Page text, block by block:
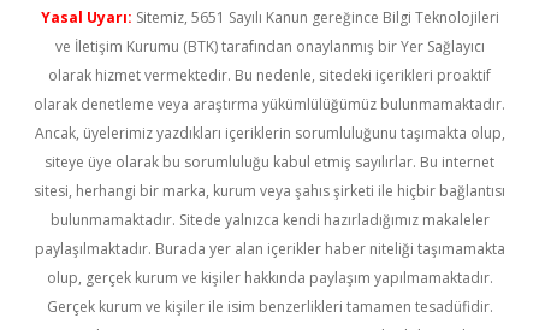
Yasal Uyarı: Sitemiz, 5651 Sayılı Kanun gereğince Bilgi Teknolojileri
ve İletişim Kurumu (BTK) tarafından onaylanmış bir Yer Sağlayıcı
olarak hizmet vermektedir. Bu nedenle, sitedeki içerikleri proaktif
olarak denetleme veya araştırma yükümlülüğümüz bulunmamaktadır.
Ancak, üyelerimiz yazdıkları içeriklerin sorumluluğunu taşımakta olup,
siteye üye olarak bu sorumluluğu kabul etmiş sayılırlar. Bu internet
sitesi, herhangi bir marka, kurum veya şahıs şirketi ile hiçbir bağlantısı
bulunmamaktadır. Sitede yalnızca kendi hazırladığımız makaleler
paylaşılmaktadır. Burada yer alan içerikler haber niteliği taşımamakta
olup, gerçek kurum ve kişiler hakkında paylaşım yapılmamaktadır.
Gerçek kurum ve kişiler ile isim benzerlikleri tamamen tesadüfidir.